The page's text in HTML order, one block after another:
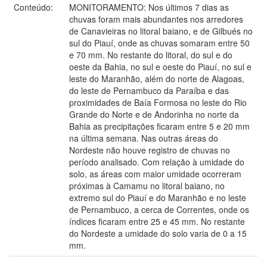
Conteúdo:
MONITORAMENTO: Nos últimos 7 dias as
chuvas foram mais abundantes nos arredores
de Canavieiras no litoral baiano, e de Gilbués no
sul do Piauí, onde as chuvas somaram entre 50
e 70 mm. No restante do litoral, do sul e do
oeste da Bahia, no sul e oeste do Piauí, no sul e
leste do Maranhão, além do norte de Alagoas,
do leste de Pernambuco da Paraíba e das
proximidades de Baía Formosa no leste do Rio
Grande do Norte e de Andorinha no norte da
Bahia as precipitações ficaram entre 5 e 20 mm
na última semana. Nas outras áreas do
Nordeste não houve registro de chuvas no
período analisado. Com relação à umidade do
solo, as áreas com maior umidade ocorreram
próximas à Camamu no litoral baiano, no
extremo sul do Piauí e do Maranhão e no leste
de Pernambuco, a cerca de Correntes, onde os
índices ficaram entre 25 e 45 mm. No restante
do Nordeste a umidade do solo varia de 0 a 15
mm.